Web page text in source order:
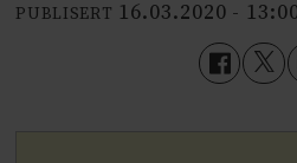
PUBLISERT 16.03.2020 -